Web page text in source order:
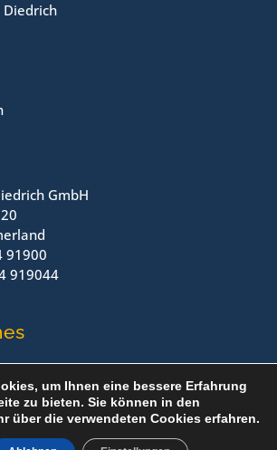
GmbH
91900
919044
um Ihnen eine bessere Erfahrung
zu bieten. Sie können in den
über die verwendeten Cookies erfahren.